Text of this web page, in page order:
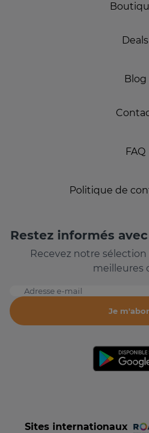
Deals
Blog
FAQ
Politique de
Restez informés
Recevez notre
meilleures
Adresse e-mail
Je
Sites internationaux